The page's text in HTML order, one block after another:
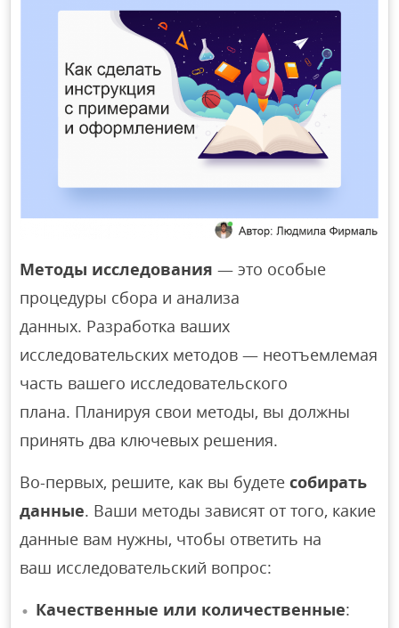
Методы исследования — это особые
процедуры сбора и анализа
данных. Разработка ваших
исследовательских методов — неотъемлемая
часть вашего исследовательского
плана. Планируя свои методы, вы должны
принять два ключевых решения.
Во-первых, решите, как вы будетесобирать
данные. Ваши методы зависят от того, какие
данные вам нужны, чтобы ответить на
ваш исследовательский вопрос:
Качественные или количественные: